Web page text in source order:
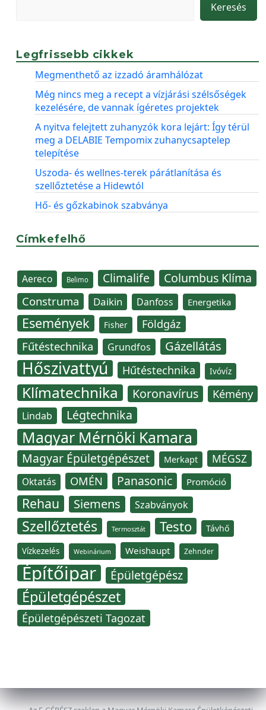
Keresés
Legfrissebb cikkek
Megmenthető az izzadó áramhálózat
Még nincs meg a recept a vízjárási szélsőségek
kezelésére, de vannak ígéretes projektek
A nyitva felejtett zuhanyzók kora lejárt: Így térül
meg a DELABIE Tempomix zuhanycsaptelep
telepítése
Uszoda- és wellnes-terek párátlanítása és
szellőztetése a Hidewtól
Hő- és gőzkabinok szabványa
Címkefelhő
Aereco Belimo Climalife Columbus Klíma
Construma Daikin Danfoss Energetika
Események Fisher Földgáz
Fűtéstechnika Grundfos Gázellátás
Hőszivattyú Hűtéstechnika Ivóvíz
Klímatechnika Koronavírus Kémény
Lindab Légtechnika
Magyar Mérnöki Kamara
Magyar Épületgépészet Merkapt MÉGSZ
Oktatás OMÉN Panasonic Promóció
Rehau Siemens Szabványok
Szellőztetés Termosztát Testo Távhő
Vízkezelés Webinárium Weishaupt Zehnder
Építőipar Épületgépész
Épületgépészet
Épületgépészeti Tagozat